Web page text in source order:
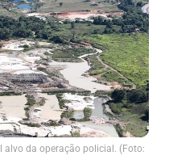
da operação policial. (Foto: